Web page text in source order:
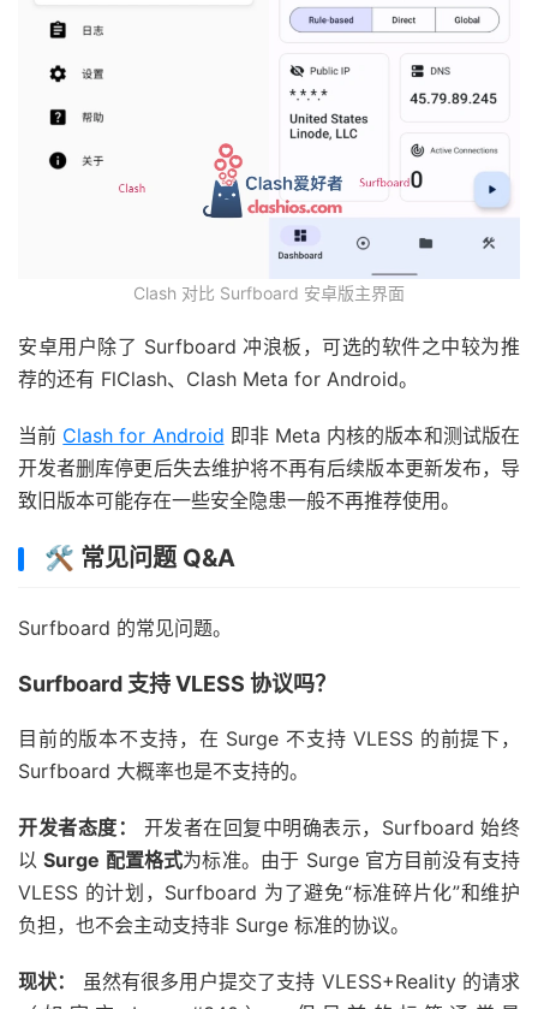
Clash 对比 Surfboard 安卓版主界面
安卓用户除了 Surfboard 冲浪板，可选的软件之中较为推
荐的还有 FlClash、Clash Meta for Android。
当前 Clash for Android 即非 Meta 内核的版本和测试版在
开发者删库停更后失去维护将不再有后续版本更新发布，导
致旧版本可能存在一些安全隐患一般不再推荐使用。
🛠️ 常见问题 Q&A
Surfboard 的常见问题。
Surfboard 支持 VLESS 协议吗？
目前的版本不支持，在 Surge 不支持 VLESS 的前提下，
Surfboard 大概率也是不支持的。
开发者态度：
开发者在回复中明确表示，Surfboard 始终
以Surge 配置格式为标准。由于 Surge 官方目前没有支持
VLESS 的计划，Surfboard 为了避免“标准碎片化”和维护
负担，也不会主动支持非 Surge 标准的协议。
现状：
虽然有很多用户提交了支持 VLESS+Reality 的请求